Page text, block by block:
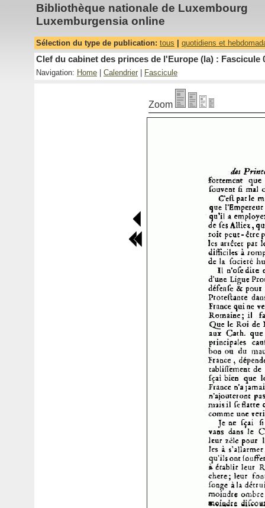
Bibliothèque nationale de Luxembourg
Luxemburgensia online
Sélection du type de publication: tous quotidiens et
Clef du cabinet des princes de l'Europe (la) : Fascicule
Navigation: Home Calendrier Fascicule
Zoom